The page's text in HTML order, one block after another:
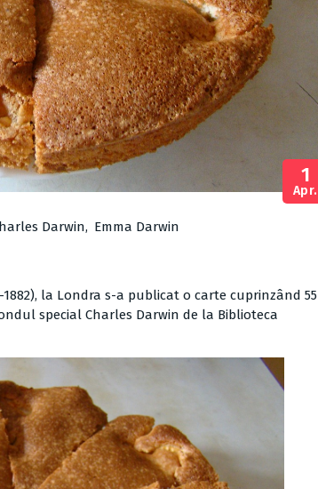
Darwin, Emma Darwin
1
Apr.
la Londra s-a publicat o carte cuprinzând 55
special Charles Darwin de la Biblioteca